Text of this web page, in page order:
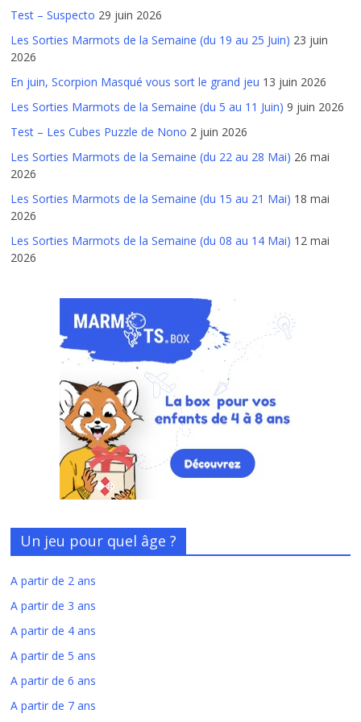
Test – Suspecto 29 juin 2026
Les Sorties Marmots de la Semaine (du 19 au 25 Juin) 23 juin
2026
En juin, Scorpion Masqué vous sort le grand jeu 13 juin 2026
Les Sorties Marmots de la Semaine (du 5 au 11 Juin) 9 juin 2026
Test – Les Cubes Puzzle de Nono 2 juin 2026
Les Sorties Marmots de la Semaine (du 22 au 28 Mai) 26 mai
2026
Les Sorties Marmots de la Semaine (du 15 au 21 Mai) 18 mai
2026
Les Sorties Marmots de la Semaine (du 08 au 14 Mai) 12 mai
2026
Un jeu pour quel âge ?
A partir de 2 ans
A partir de 3 ans
A partir de 4 ans
A partir de 5 ans
A partir de 6 ans
A partir de 7 ans